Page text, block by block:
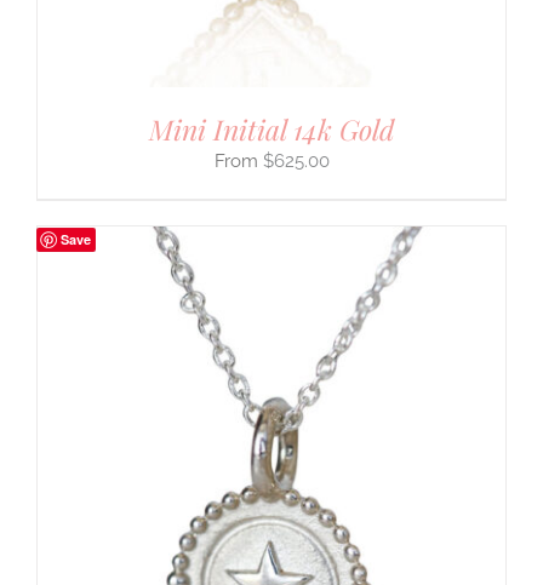
Mini Initial 14k Gold
$625.00
Save